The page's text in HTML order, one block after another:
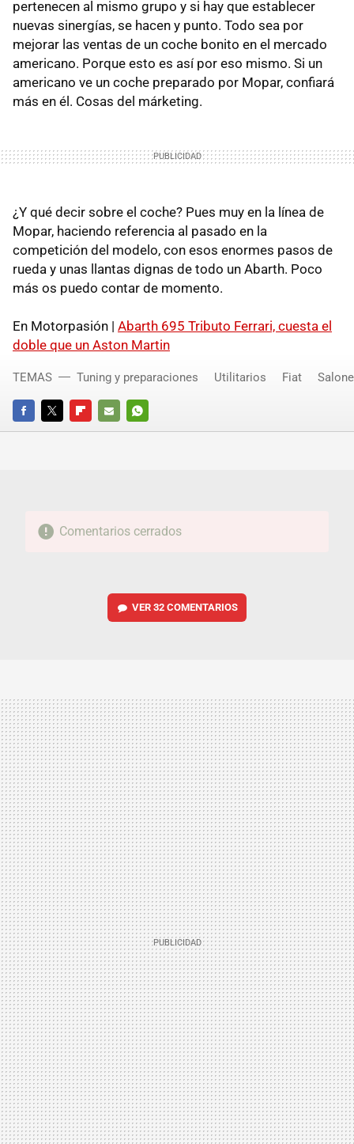
pertenecen al mismo grupo y si hay que establecer
nuevas sinergías, se hacen y punto. Todo sea por
mejorar las ventas de un coche bonito en el mercado
americano. Porque esto es así por eso mismo. Si un
americano ve un coche preparado por Mopar, confiará
más en él. Cosas del márketing.
¿Y qué decir sobre el coche? Pues muy en la línea de
Mopar, haciendo referencia al pasado en la
competición del modelo, con esos enormes pasos de
rueda y unas llantas dignas de todo un Abarth. Poco
más os puedo contar de momento.
En Motorpasión | Abarth 695 Tributo Ferrari, cuesta el
doble que un Aston Martin
FACEBOOKTWITTERFLIPBOARD
E-
WHATSAPP
TEMAS Tuning y preparaciones Utilitarios Fiat
Comentarios cerrados
VER 32 COMENTARIOS